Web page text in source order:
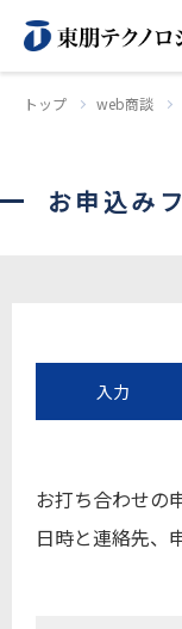
お問い合わせ
トップ web商談
お申込み
入力
お打ち合わせの
⽇時と連絡先、